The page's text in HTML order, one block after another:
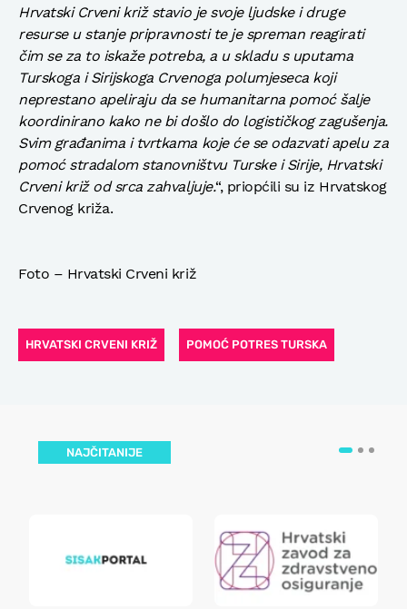
Hrvatski Crveni križ stavio je svoje ljudske i druge
resurse u stanje pripravnosti te je spreman reagirati
čim se za to iskaže potreba, a u skladu s uputama
Turskoga i Sirijskoga Crvenoga polumjeseca koji
neprestano apeliraju da se humanitarna pomoć šalje
koordinirano kako ne bi došlo do logističkog zagušenja.
Svim građanima i tvrtkama koje će se odazvati apelu za
pomoć stradalom stanovništvu Turske i Sirije, Hrvatski
Crveni križ od srca zahvaljuje.“, priopćili su iz Hrvatskog
Crvenog križa.
Foto – Hrvatski Crveni križ
HRVATSKI CRVENI KRIŽ POMOĆ POTRES TURSKA
NAJČITANIJE